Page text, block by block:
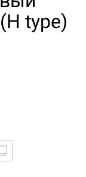
type)